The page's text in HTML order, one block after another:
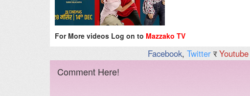
For More videos Log on to Mazzako TV
Facebook, TwitterरYoutube
Comment Here!